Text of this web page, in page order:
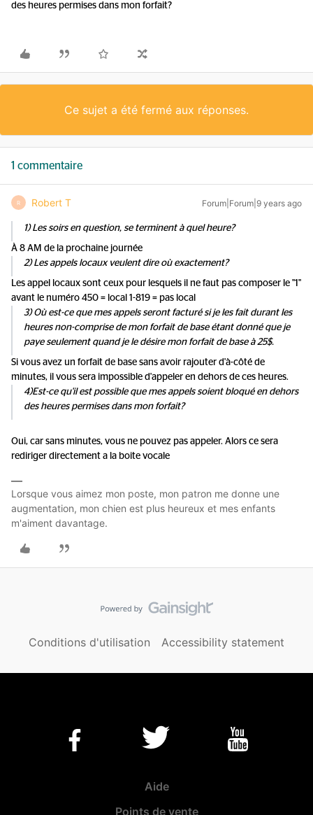
des heures permises dans mon forfait?
Ce sujet a été fermé aux réponses.
1 commentaire
R Robert T Forum|Forum|9 years ago
1) Les soirs en question, se terminent à quel heure?
À 8 AM de la prochaine journée
2) Les appels locaux veulent dire où exactement?
Les appel locaux sont ceux pour lesquels il ne faut pas composer le "1"
avant le numéro 450 = local 1-819 = pas local
3) Où est-ce que mes appels seront facturé si je les fait durant les
heures non-comprise de mon forfait de base étant donné que je
paye seulement quand je le désire mon forfait de base à 25$.
Si vous avez un forfait de base sans avoir rajouter d'à-côté de
minutes, il vous sera impossible d'appeler en dehors de ces heures.
4)Est-ce qu'il est possible que mes appels soient bloqué en dehors
des heures permises dans mon forfait?
Oui, car sans minutes, vous ne pouvez pas appeler. Alors ce sera
rediriger directement a la boite vocale
Lorsque vous aimez mon poste, mon patron me donne une
augmentation, mon chien est plus heureux et mes enfants
m'aiment davantage.
Conditions d'utilisation Accessibility statement
Aide
Points de vente